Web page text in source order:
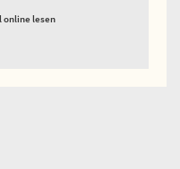
online lesen